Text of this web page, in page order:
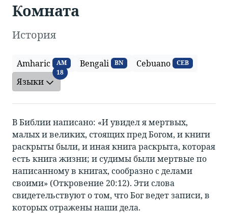
Комната
История
Amharic AM Bengali BN Cebuano CEB
Языки
18Языки
В Библии написано: «И увидел я мертвых,
малых и великих, стоящих пред Богом, и книги
раскрыты были, и иная книга раскрыта, которая
есть книга жизни; и судимы были мертвые по
написанному в книгах, сообразно с делами
своими» (Откровение 20:12). Эти слова
свидетельствуют о том, что Бог ведет записи, в
которых отражены наши дела.